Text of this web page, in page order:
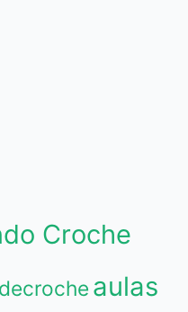
Croche
aulas